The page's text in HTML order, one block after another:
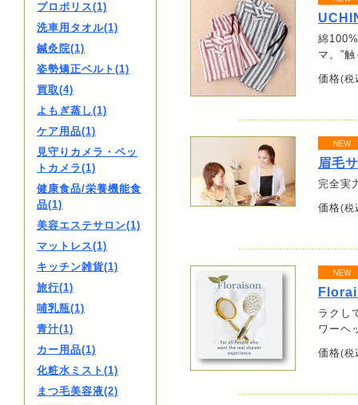
プロポリス(1)
洗車用タオル(1)
鍼灸院(1)
姿勢矯正ベルト(1)
買取(4)
よもぎ蒸し(1)
ケア用品(1)
見守りカメラ・ペッ
トカメラ(1)
健康食品/栄養機能食
品(1)
美容エステサロン(1)
マットレス(1)
キッチン雑貨(1)
旅行(1)
哺乳瓶(1)
青汁(1)
カー用品(1)
化粧水ミスト(1)
まつ毛美容液(2)
綿
マ。”
価格(税
眉毛
完全実
価格(税
ラクし
ワーヘ
価格(税